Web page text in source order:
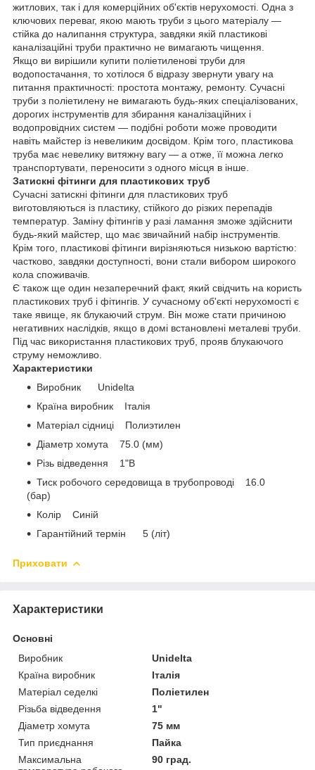
житлових, так і для комерційних об'єктів нерухомості. Одна з
ключових переваг, якою мають труби з цього матеріалу —
стійка до налипання структура, завдяки якій пластикові
каналізаційні труби практично не вимагають чищення.
Якщо ви вирішили купити поліетиленові труби для
водопостачання, то хотілося б відразу звернути увагу на
питання практичності: простота монтажу, ремонту. Сучасні
труби з поліетилену не вимагають будь-яких спеціалізованих,
дорогих інструментів для збирання каналізаційних і
водопровідних систем — подібні роботи може проводити
навіть майстер із невеликим досвідом. Крім того, пластикова
труба має невелику витяжну вагу — а отже, її можна легко
транспортувати, переносити з одного місця в інше.
Затискні фітинги для пластикових труб
Сучасні затискні фітинги для пластикових труб
виготовляються із пластику, стійкого до різких перепадів
температур. Заміну фітингів у разі ламання зможе здійснити
будь-який майстер, що має звичайний набір інструментів.
Крім того, пластикові фітинги вирізняються низькою вартістю:
частково, завдяки доступності, вони стали вибором широкого
кола споживачів.
Є також ще один незаперечний факт, який свідчить на користь
пластикових труб і фітингів. У сучасному об'єкті нерухомості є
таке явище, як блукаючий струм. Він може стати причиною
негативних наслідків, якщо в домі встановлені металеві труби.
Під час використання пластикових труб, прояв блукаючого
струму неможливо.
Характеристики
Виробник Unidelta
Країна виробник Італія
Матеріал сідниці Полиэтилен
Діаметр хомута 75.0 (мм)
Різь відведення 1"В
Тиск робочого середовища в трубопроводі 16.0
(бар)
Колір Синій
Гарантійний термін 5 (літ)
Приховати
Характеристики
Основні
Виробник
Unidelta
Країна виробник
Італія
Матеріал седелкі
Поліетилен
Різьба відведення
1"
Діаметр хомута
75 мм
Тип приєднання
Пайка
Максимальна
90 град.